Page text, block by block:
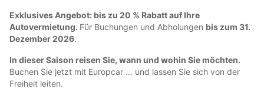
Exklusives Angebot: bis zu 20 % Rabatt auf Ihre
Autovermietung. Für Buchungen und Abholungen bis zum 31.
Dezember 2026.
In dieser Saison reisen Sie, wann und wohin Sie möchten.
Buchen Sie jetzt mit Europcar … und lassen Sie sich von der
Freiheit leiten.